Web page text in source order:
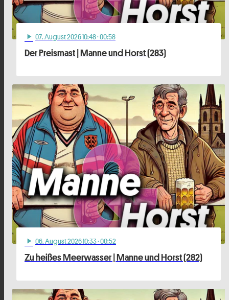
play_arrow 07. August 2026 10:48· 00:58
Der Preismast | Manne und Horst (283)
play_arrow 06. August 2026 10:33· 00:52
Zu heißes Meerwasser | Manne und Horst (282)